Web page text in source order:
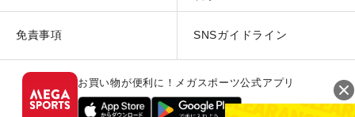
免責事項 SNSガイドライン
お買い物が便利に！メガスポーツ公式アプリ